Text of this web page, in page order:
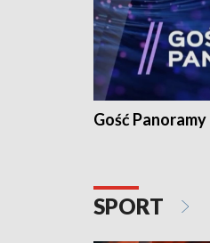
Gość Panoramy
SPORT